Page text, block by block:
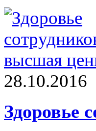
28.10.2016
Здоровье